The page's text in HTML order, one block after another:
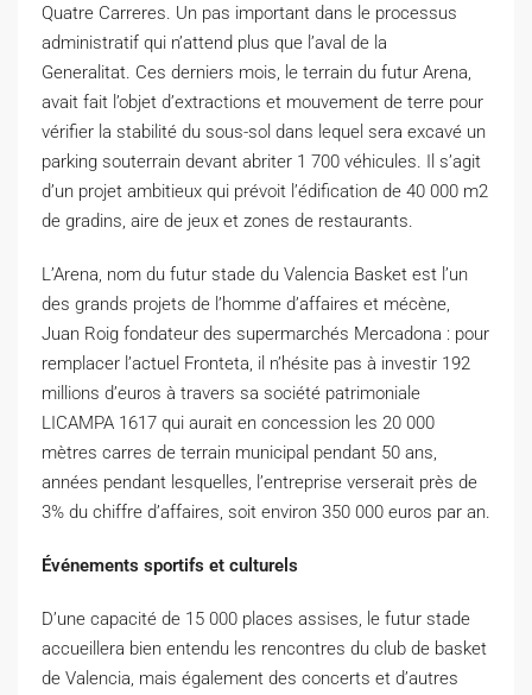
Quatre Carreres. Un pas important dans le processus
administratif qui n’attend plus que l’aval de la
Generalitat. Ces derniers mois, le terrain du futur Arena,
avait fait l’objet d’extractions et mouvement de terre pour
vérifier la stabilité du sous-sol dans lequel sera excavé un
parking souterrain devant abriter 1 700 véhicules. Il s’agit
d’un projet ambitieux qui prévoit l’édification de 40 000 m2
de gradins, aire de jeux et zones de restaurants.
L’Arena, nom du futur stade du Valencia Basket est l’un
des grands projets de l’homme d’affaires et mécène,
Juan Roig fondateur des supermarchés Mercadona : pour
remplacer l’actuel Fronteta, il n’hésite pas à investir 192
millions d’euros à travers sa société patrimoniale
LICAMPA 1617 qui aurait en concession les 20 000
mètres carres de terrain municipal pendant 50 ans,
années pendant lesquelles, l’entreprise verserait près de
3% du chiffre d’affaires, soit environ 350 000 euros par an.
Événements sportifs et culturels
D’une capacité de 15 000 places assises, le futur stade
accueillera bien entendu les rencontres du club de basket
de Valencia, mais également des concerts et d’autres